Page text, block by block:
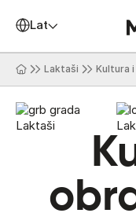
Latinica
Laktaši Kultura